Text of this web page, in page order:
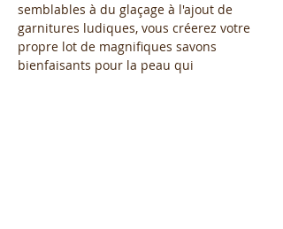
semblables à du glaçage à l'ajout de
garnitures ludiques, vous créerez votre
propre lot de magnifiques savons
bienfaisants pour la peau qui